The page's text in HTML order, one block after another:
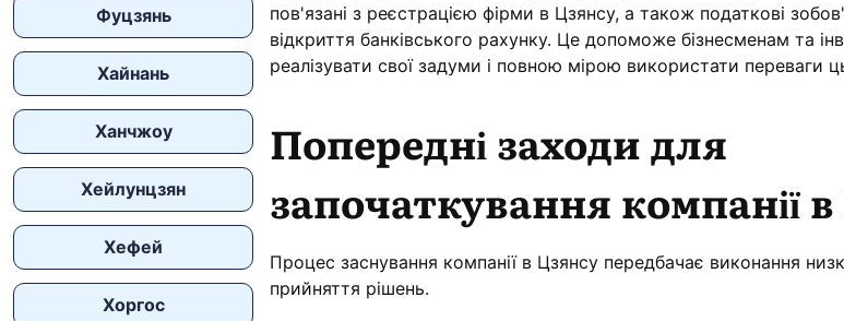
Фуцзянь
Хайнань
Ханчжоу
Хейлунцзян
Хефей
Хоргос
пов'язані з реєстрацією фірми в Цзянсу, а також податкові
відкриття банківського рахунку. Це допоможе бізнесменам та
реалізувати свої задуми і повною мірою використати переваги
Попередні заходи для
започаткування компанії
Процес заснування компанії в Цзянсу передбачає виконання
прийняття рішень.